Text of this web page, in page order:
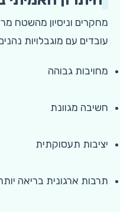
מחקרים וניסיון מהשטח
עובדים עם מוגבלויות
מחויבות גבוהה
חשיבה מגוונת
יציבות תעסוקתית
תרבות ארגונית בריאה